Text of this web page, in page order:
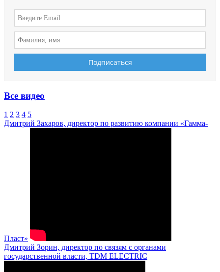
Все видео
1 2 3 4 5
Дмитрий Захаров, директор по развитию компании «Гамма-
Пласт»
Дмитрий Зорин, директор по связям с органами
государственной власти, TDM ELECTRIC